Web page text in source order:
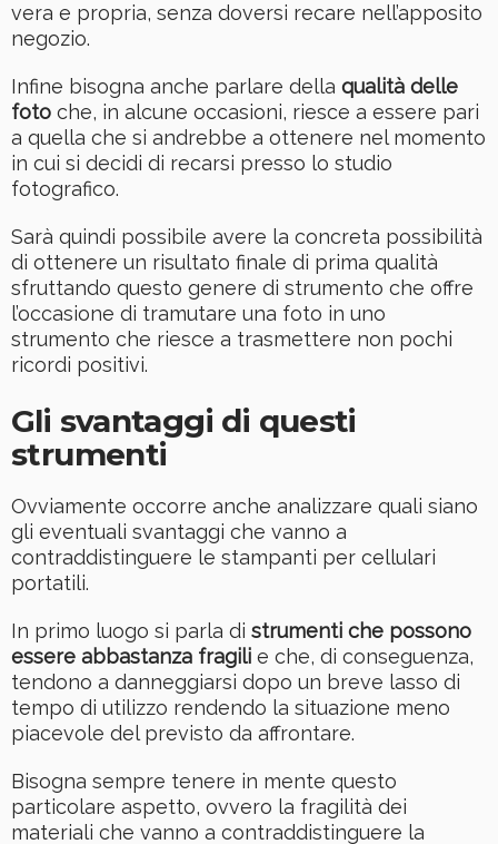
vera e propria, senza doversi recare nell’apposito
negozio.
Infine bisogna anche parlare della qualità delle
foto che, in alcune occasioni, riesce a essere pari
a quella che si andrebbe a ottenere nel momento
in cui si decidi di recarsi presso lo studio
fotografico.
Sarà quindi possibile avere la concreta possibilità
di ottenere un risultato finale di prima qualità
sfruttando questo genere di strumento che offre
l’occasione di tramutare una foto in uno
strumento che riesce a trasmettere non pochi
ricordi positivi.
Gli svantaggi di questi
strumenti
Ovviamente occorre anche analizzare quali siano
gli eventuali svantaggi che vanno a
contraddistinguere le stampanti per cellulari
portatili.
In primo luogo si parla di strumenti che possono
essere abbastanza fragili e che, di conseguenza,
tendono a danneggiarsi dopo un breve lasso di
tempo di utilizzo rendendo la situazione meno
piacevole del previsto da affrontare.
Bisogna sempre tenere in mente questo
particolare aspetto, ovvero la fragilità dei
materiali che vanno a contraddistinguere la